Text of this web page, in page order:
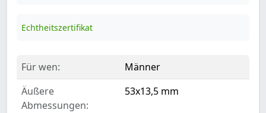
Echtheitszertifikat
Für wen:
Männer
Äußere
Abmessungen:
53x13,5 mm